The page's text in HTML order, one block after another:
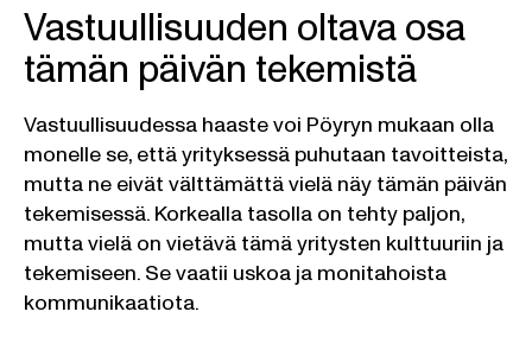
Vastuullisuuden oltava osa
tämän päivän tekemistä
Vastuullisuudessa haaste voi Pöyryn mukaan olla
monelle se, että yrityksessä puhutaan tavoitteista,
mutta ne eivät välttämättä vielä näy tämän päivän
tekemisessä. Korkealla tasolla on tehty paljon,
mutta vielä on vietävä tämä yritysten kulttuuriin ja
tekemiseen. Se vaatii uskoa ja monitahoista
kommunikaatiota.